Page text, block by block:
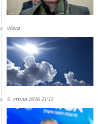
včera
5. srpna 2026 21:12